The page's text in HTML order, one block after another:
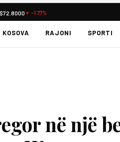
$72.8000 ▼ -1.77%
KOSOVA RAJONI SPORTI
në një